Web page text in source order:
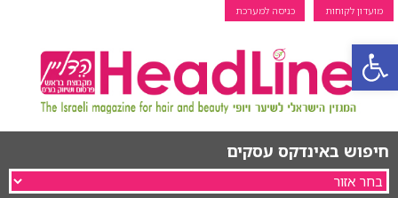
פתח סרגל נגישות
מועדון לקוחות כניסה למערכת
חיפוש באינדקס עסקים